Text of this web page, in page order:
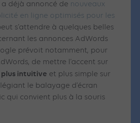
déjà annoncé de nouveaux
en ligne optimisés pour les
s’attendre à quelques belles
les annonces AdWords
prévoit notamment, pour
de mettre l’accent sur
intuitive et plus simple sur
le balayage d’écran
qui convient plus à la souris